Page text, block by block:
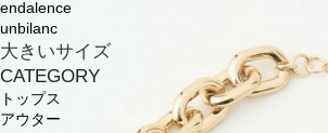
endalence
unbilanc
大きいサイズ
CATEGORY
トップス
アウター